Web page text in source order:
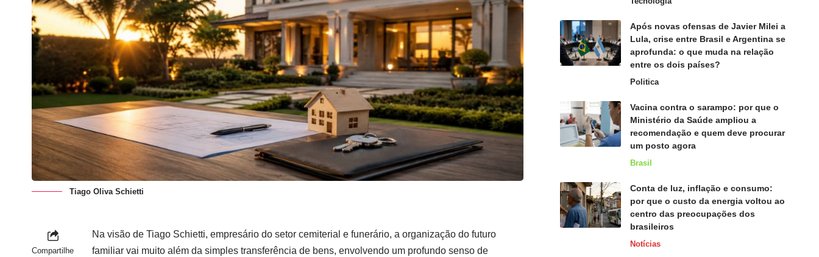
Tiago Oliva Schietti
Compartilhe
Na visão de Tiago Schietti, empresário do setor cemiterial e funerário, a organização do futuro
familiar vai muito além da simples transferência de bens, envolvendo um profundo senso de
Após novas ofensas de Javier Milei a
Lula, crise entre Brasil e Argentina se
aprofunda: o que muda na relação
entre os dois países?
Politica
Vacina contra o sarampo: por que o
Ministério da Saúde ampliou a
recomendação e quem deve procurar
um posto agora
Brasil
Conta de luz, inflação e consumo:
por que o custo da energia voltou ao
centro das preocupações dos
brasileiros
Notícias